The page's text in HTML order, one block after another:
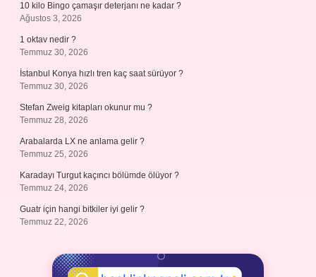
10 kilo Bingo çamaşır deterjanı ne kadar ?
Ağustos 3, 2026
1 oktav nedir ?
Temmuz 30, 2026
İstanbul Konya hızlı tren kaç saat sürüyor ?
Temmuz 30, 2026
Stefan Zweig kitapları okunur mu ?
Temmuz 28, 2026
Arabalarda LX ne anlama gelir ?
Temmuz 25, 2026
Karadayı Turgut kaçıncı bölümde ölüyor ?
Temmuz 24, 2026
Guatr için hangi bitkiler iyi gelir ?
Temmuz 22, 2026